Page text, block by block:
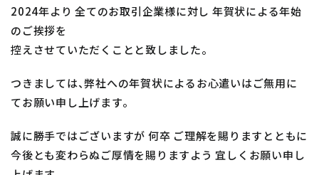
2024年より 全てのお取引企業様に対し 年賀状による年始
のご挨拶を
控えさせていただくことと致しました。
つきましては、弊社への年賀状によるお心遣いはご無用に
てお願い申し上げます。
誠に勝手ではございますが 何卒 ご理解を賜りますとともに
今後とも変わらぬご厚情を賜りますよう 宜しくお願い申し